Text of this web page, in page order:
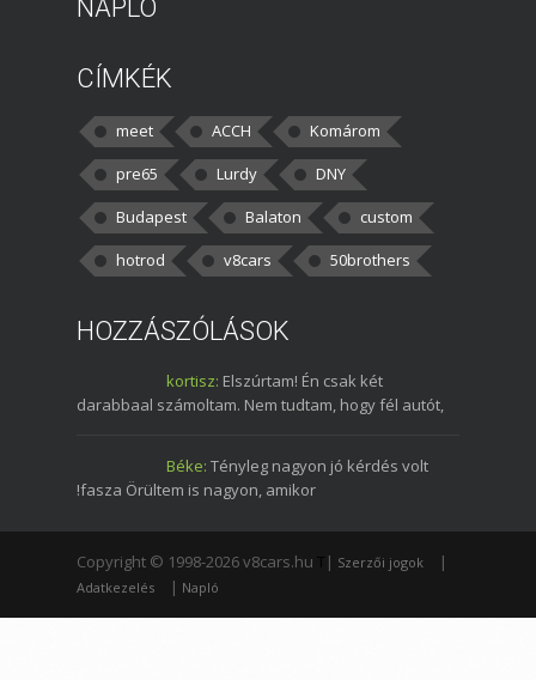
NAPLÓ
CÍMKÉK
meet ACCH
Komárom
pre65
Lurdy
DNY
Budapest
Balaton
custom
hotrod
v8cars 50brothers
HOZZÁSZÓLÁSOK
kortisz: Elszúrtam! Én csak két
darabbaal számoltam. Nem tudtam, hogy fél autót,
Béke: Tényleg nagyon jó kérdés volt
!fasza Örültem is nagyon, amikor
Copyright © 1998-2026 v8cars.hu | Szerzői jogok |
Adatkezelés | Napló